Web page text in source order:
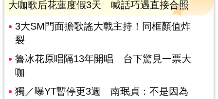
大咖歌后花蓮度假3天 喊話巧遇直接合照
3大SM門面擔歌謠大戰主持！同框顏值炸
裂
魯冰花原唱隔13年開唱 台下驚見一票大
咖
獨／曝YT暫停更3週 南珉貞：不是因為